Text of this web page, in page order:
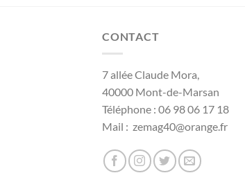
CONTACT
7 allée Claude Mora,
40000 Mont-de-Marsan
Téléphone : 06 98 06 17 18
Mail : zemag40@orange.fr